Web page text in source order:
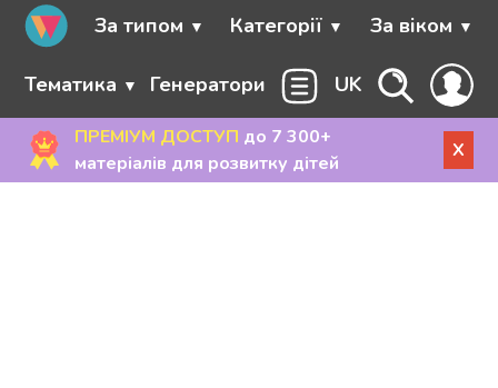
За типом Категорії За віком
Тематика Генератори UK
ПРЕМІУМ ДОСТУП до 7 300+
матеріалів для розвитку дітей
X